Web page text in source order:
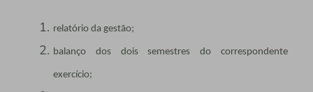
relatório da gestão;
balanço dos dois semestres do correspondente
exercício;